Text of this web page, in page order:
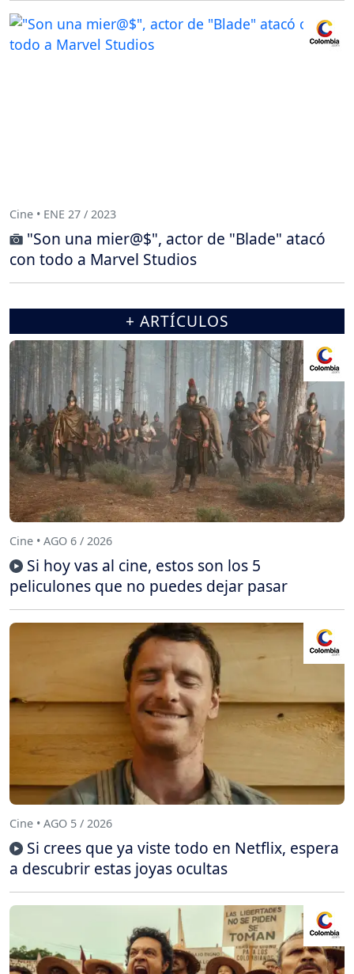
Cine • ENE 27 / 2023
"Son una mier@$", actor de "Blade" atacó
con todo a Marvel Studios
+ ARTÍCULOS
Cine • AGO 6 / 2026
Si hoy vas al cine, estos son los 5
peliculones que no puedes dejar pasar
Cine • AGO 5 / 2026
Si crees que ya viste todo en Netflix, espera
a descubrir estas joyas ocultas